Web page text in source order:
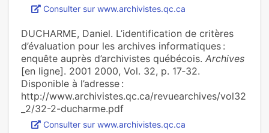
Consulter sur www.archivistes.qc.ca
DUCHARME, Daniel. L’identification de critères
d’évaluation pour les archives informatiques :
enquête auprès d’archivistes québécois. Archives
[en ligne]. 2001 2000, Vol. 32, p. 17‑32.
Disponible à l’adresse :
http://www.archivistes.qc.ca/revuearchives/vol32
_2/32-2-ducharme.pdf
Consulter sur www.archivistes.qc.ca